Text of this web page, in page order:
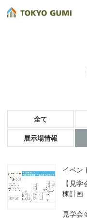
全て
展示場情報
イベン
【見
12/
見学会